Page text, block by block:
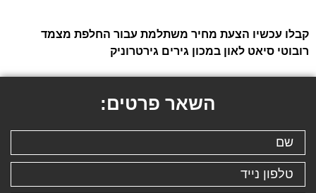
קבלו עכשיו הצעת מחיר משתלמת עבור החלפת מצמד
רובוטי סיאט לאון במכון גירים גירטרוניק
השאר פרטים: